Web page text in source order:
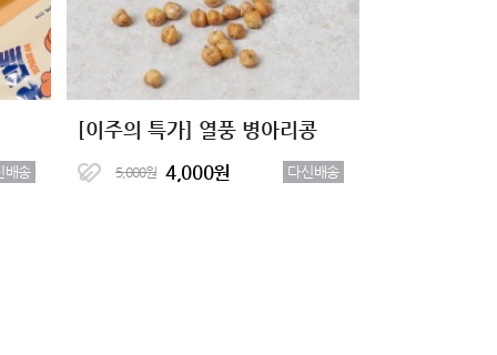
배송
[이주의 특가] 열풍 병아리콩
5,000원 4,000원 다신배송